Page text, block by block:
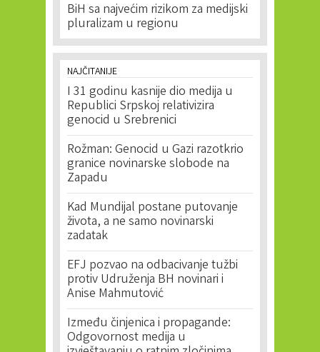
BiH sa najvećim rizikom za medijski
pluralizam u regionu
NAJČITANIJE
I 31 godinu kasnije dio medija u
Republici Srpskoj relativizira
genocid u Srebrenici
Rožman: Genocid u Gazi razotkrio
granice novinarske slobode na
Zapadu
Kad Mundijal postane putovanje
života, a ne samo novinarski
zadatak
EFJ pozvao na odbacivanje tužbi
protiv Udruženja BH novinari i
Anise Mahmutović
Između činjenica i propagande:
Odgovornost medija u